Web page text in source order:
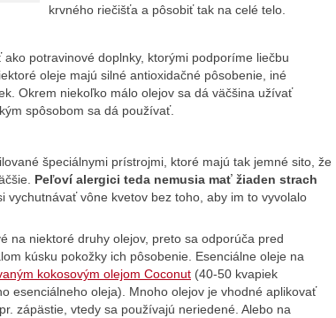
krvného riečišťa a pôsobiť tak na celé telo.
potravinové doplnky, ktorými podporíme liečbu
oleje majú silné antioxidačné pôsobenie, iné
Okrem niekoľko málo olejov sa dá väčšina užívať
spôsobom sa dá používať.
špeciálnymi prístrojmi, ktoré majú tak jemné sito, že
Peľoví alergici teda nemusia mať žiaden strach
vychutnávať vône kvetov bez toho, aby im to vyvolalo
na niektoré druhy olejov, preto sa odporúča pred
kúsku pokožky ich pôsobenie. Esenciálne oleje na
kokosovým olejom Coconut (40-50 kvapiek
esenciálneho oleja). Mnoho olejov je vhodné aplikovať
zápästie, vtedy sa používajú neriedené. Alebo na